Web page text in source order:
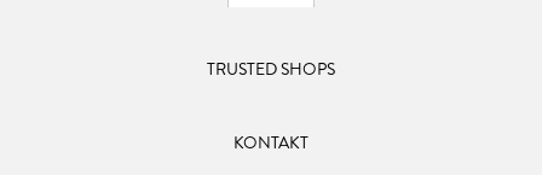
TRUSTED SHOPS
KONTAKT